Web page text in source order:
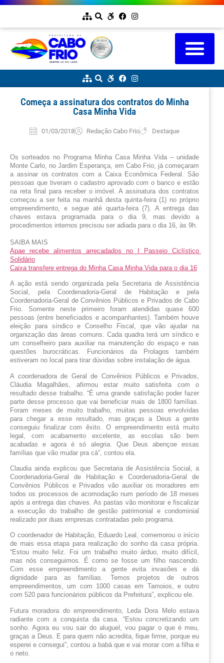
Começa a assinatura dos contratos do Minha
Casa Minha Vida
01/03/2018 Redação Cabo Frio Destaque
Os sorteados no Programa Minha Casa Minha Vida – unidade
Monte Carlo, no Jardim Esperança, em Cabo Frio, já começaram
a assinar os contratos com a Caixa Econômica Federal. São
pessoas que tiveram o cadastro aprovado com o banco e estão
na reta final para receber o imóvel. A assinatura dos contratos
começou a ser feita na manhã desta quinta-feira (1) no próprio
empreendimento, e segue até quarta-feira (7). A entrega das
chaves estava programada para o dia 9, mas devido a
procedimentos internos precisou ser adiada para o dia 16, às 9h.
SAIBA MAIS
Apae recebe alimentos arrecadados no I Passeio Ciclístico
Solidário
Caixa transfere entrega do Minha Casa Minha Vida para o dia 16
A ação está sendo organizada pela Secretaria de Assistência
Social, pela Coordenadoria-Geral de Habitação e pela
Coordenadoria-Geral de Convênios Públicos e Privados de Cabo
Frio. Somente neste primeiro foram atendidas quase 600
pessoas (entre beneficiados e acompanhantes). Também houve
eleição para síndico e Conselho Fiscal, que vão ajudar na
organização das áreas comuns. Cada quadra terá um síndico e
um conselheiro para auxiliar na manutenção do espaço e nas
questões burocráticas. Funcionários da Prolagos também
estiveram no local para tirar dúvidas sobre instalação de água.
A coordenadora de Geral de Convênios Públicos e Privados,
Cláudia Magalhães, afirmou estar muito satisfeita com o
resultado desse trabalho. “É uma grande satisfação poder fazer
parte desse processo que vai beneficiar mais de 1800 famílias.
Foram meses de muito trabalho, muitas pessoas envolvidas
para chegar a esse resultado, mas graças a Deus a gente
conseguiu finalizar com êxito. O empreendimento está muito
legal, com acabamento excelente, as escolas são bem
acabadas e agora é só alegria. Que Deus abençoe essas
famílias que vão mudar pra cá”, contou ela.
Claudia ainda explicou que Secretaria de Assistência Social, a
Coordenadoria-Geral de Habitação e Coordenadoria-Geral de
Convênios Públicos e Privados vão auxiliar os moradores em
todos os processos de acomodação num período de 18 meses
após a entrega das chaves. As pastas vão monitorar e fiscalizar
a execução do trabalho de gestão patrimonial e condominial
realizado por duas empresas contratadas pelo programa.
O coordenador de Habitação, Eduardo Leal, comemorou o início
de mais essa etapa para realização do sonho da casa própria.
“Estou muito feliz. Foi um trabalho muito árduo, muito difícil,
mas nós conseguimos. É como se fosse um filho nascendo.
Com esse empreendimento a gente evita invasões e dá
dignidade para as famílias. Temos projetos de outros
empreendimentos, um com 1000 casas em Tamoios, e outro
com 520 para funcionários públicos da Prefeitura”, explicou ele.
Futura moradora do empreendimento, Leda Dora Melo estava
radiante com a conquista da casa. “Estou concretizando um
sonho. Agora eu vou sair do aluguel, vou pagar o que é meu,
graças a Deus. E para quem não acredita, fique firme, porque eu
esperei e consegui”, contou a babá que e vai morar com a filha e
o neto.